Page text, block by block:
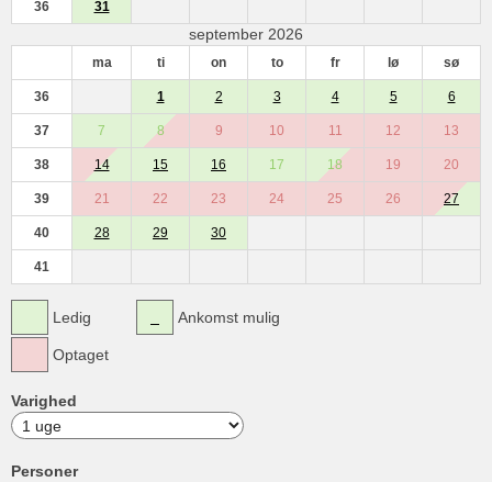
36 31
september 2026
ma ti on to fr lø sø
36 1 2 3 4 5 6
37 7 8 9 10 11 12 13
38 14 15 16 17 18 19 20
39 21 22 23 24 25 26 27
40 28 29 30
41
Ledig
Optaget
Ankomst mulig
Varighed
Personer